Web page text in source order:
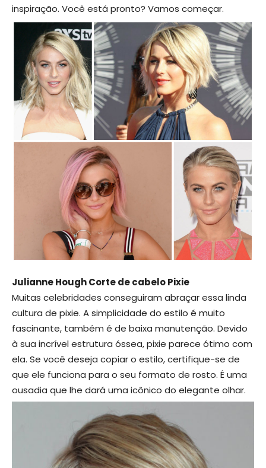
inspiração. Você está pronto? Vamos começar.
Julianne Hough Corte de cabelo Pixie
Muitas celebridades conseguiram abraçar essa linda
cultura de pixie. A simplicidade do estilo é muito
fascinante, também é de baixa manutenção. Devido
à sua incrível estrutura óssea, pixie parece ótimo com
ela. Se você deseja copiar o estilo, certifique-se de
que ele funciona para o seu formato de rosto. É uma
ousadia que lhe dará uma icônico do elegante olhar.